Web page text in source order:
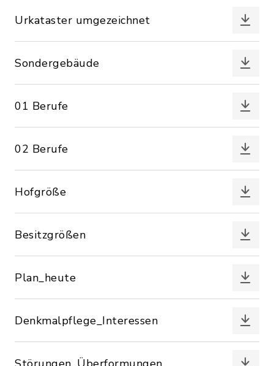
Urkataster umgezeichnet
Sondergebäude
01 Berufe
02 Berufe
Hofgröße
Besitzgrößen
Plan_heute
Denkmalpflege_Interessen